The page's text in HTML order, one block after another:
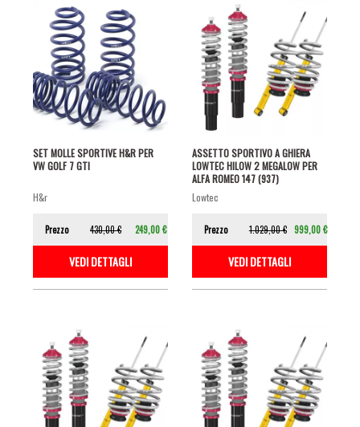
SET MOLLE SPORTIVE H&R PER
VW GOLF 7 GTI
h&r
Prezzo 430,00 € 249,00 €
VEDI DETTAGLI
ASSETTO SPORTIVO A GHIERA
LOWTEC HILOW 2 MEGALOW PER
ALFA ROMEO 147 (937)
lowtec
Prezzo 1.029,00 € 999,00 €
VEDI DETTAGLI